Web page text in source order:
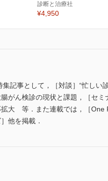
診断と治療社
¥4,950
記事として，［対談］“忙し
がん検診の現状と課題，［セ
大 等．また連載では，［
他を掲載．